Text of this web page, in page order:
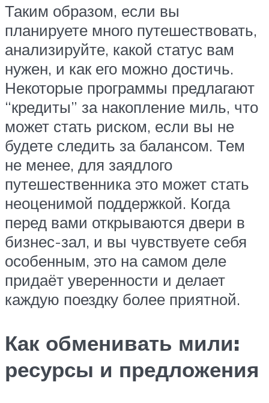
Таким образом, если вы
планируете много путешествовать,
анализируйте, какой статус вам
нужен, и как его можно достичь.
Некоторые программы предлагают
“кредиты” за накопление миль, что
может стать риском, если вы не
будете следить за балансом. Тем
не менее, для заядлого
путешественника это может стать
неоценимой поддержкой. Когда
перед вами открываются двери в
бизнес-зал, и вы чувствуете себя
особенным, это на самом деле
придаёт уверенности и делает
каждую поездку более приятной.
Как обменивать мили:
ресурсы и предложения